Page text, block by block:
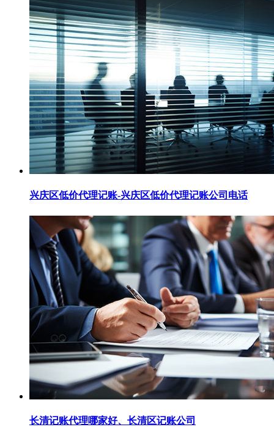
兴庆区低价代理记账-兴庆区低价代理记账公司电话
长清记账代理哪家好、长清区记账公司